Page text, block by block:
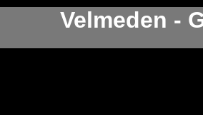
Velmeden -